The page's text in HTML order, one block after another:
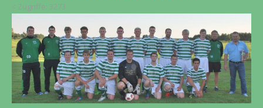
Zugriffe: 3273